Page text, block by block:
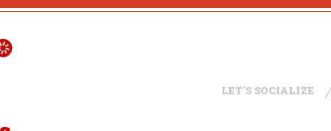
LET'S SOCIALIZE